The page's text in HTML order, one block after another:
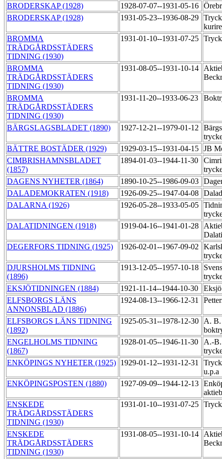
BRODERSKAP (1928)
1928-07-07--1931-05-16
BRODERSKAP (1928)
1931-05-23--1936-08-29
BROMMA
TRÄDGÅRDSSTÄDERS
TIDNING (1930)
1931-01-10--1931-07-25
BROMMA
TRÄDGÅRDSSTÄDERS
TIDNING (1930)
1931-08-05--1931-10-14
BROMMA
TRÄDGÅRDSSTÄDERS
TIDNING (1930)
1931-11-20--1933-06-23
BÄRGSLAGSBLADET (1890) 1927-12-21--1979-01-12
BÄTTRE BOSTÄDER (1929)
1929-03-15--1931-04-15 JB
CIMBRISHAMNSBLADET
(1857)
1894-01-03--1944-11-30
DAGENS NYHETER (1864)
1890-10-25--1986-09-03
DALADEMOKRATEN (1918)
1926-09-25--1947-04-08
DALARNA (1926)
1926-05-28--1933-05-05
DALATIDNINGEN (1918)
1919-04-16--1941-01-28
DEGERFORS TIDNING (1925)
1926-02-01--1967-09-02
DJURSHOLMS TIDNING
(1896)
1913-12-05--1957-10-18
EKSJÖTIDNINGEN (1884)
1921-11-14--1944-10-30
ELFSBORGS LÄNS
ANNONSBLAD (1886)
1924-08-13--1966-12-31
ELFSBORGS LÄNS TIDNING
(1892)
1925-05-31--1978-12-30
A. B.
ENGELHOLMS TIDNING
(1867)
1928-01-05--1946-11-30
A.-B.
ENKÖPINGS NYHETER (1925) 1929-01-12--1931-12-31
u.p.a
ENKÖPINGSPOSTEN (1880)
1927-09-09--1944-12-13
ENSKEDE
TRÄDGÅRDSSTÄDERS
TIDNING (1930)
1931-01-10--1931-07-25
ENSKEDE
TRÄDGÅRDSSTÄDERS
TIDNING (1930)
1931-08-05--1931-10-14